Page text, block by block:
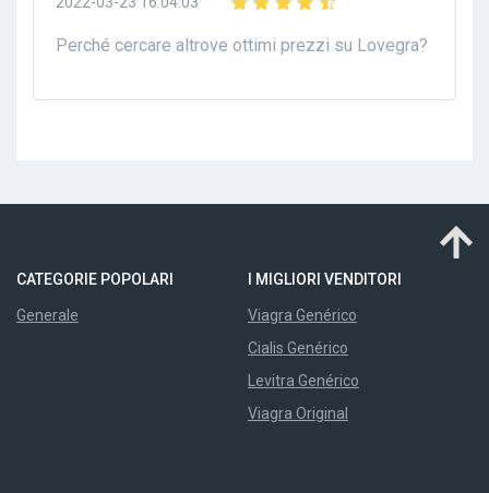
Perché cercare altrove ottimi prezzi su Lovegra?
CATEGORIE POPOLARI
Generale
I MIGLIORI VENDITORI
Viagra Genérico
Cialis Genérico
Levitra Genérico
Viagra Original